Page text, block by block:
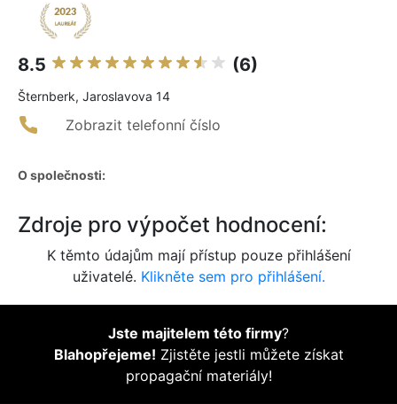
8.5 (6)
Šternberk, Jaroslavova 14
Zobrazit telefonní číslo
O společnosti:
Zdroje pro výpočet hodnocení:
K těmto údajům mají přístup pouze přihlášení
uživatelé. Klikněte sem pro přihlášení.
Jste majitelem této firmy?
Blahopřejeme! Zjistěte jestli můžete získat
propagační materiály!